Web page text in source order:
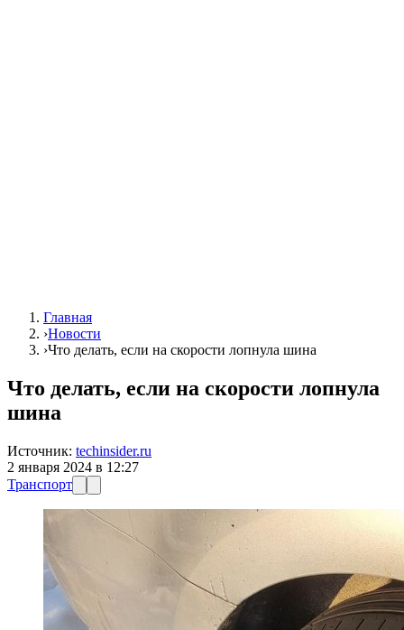
Главная
›Новости
›Что делать, если на скорости лопнула шина
Что делать, если на скорости лопнула
шина
Источник: techinsider.ru
2 января 2024 в 12:27
Транспорт